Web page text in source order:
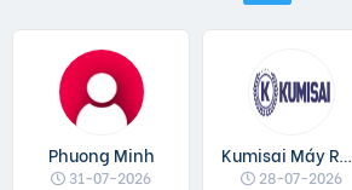
Phuong Minh
31-07-2026
Kumisai Máy Rửa Xe
28-07-2026